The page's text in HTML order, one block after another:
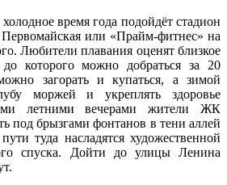
время года подойдёт стадион
или «Прайм-фитнес» на
Любители плавания оценят близкое
которого можно добраться за 20
загорать и купаться, а зимой
моржей и укреплять здоровье
летними вечерами жители ЖК
под брызгами фонтанов в тени аллей
туда насладятся художественной
спуска. Дойти до улицы Ленина